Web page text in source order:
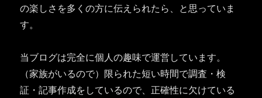
の楽しさを多くの方に伝えられたら、と思っていま
す。
当ブログは完全に個人の趣味で運営しています。
（家族がいるので）限られた短い時間で調査・検
証・記事作成をしているので、正確性に欠けている